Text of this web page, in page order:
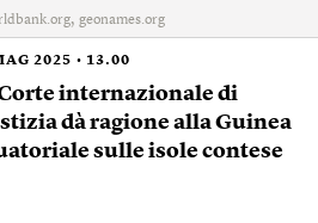
, geonames.org
2025 13.00
internazionale di
dà ragione alla Guinea
sulle isole contese